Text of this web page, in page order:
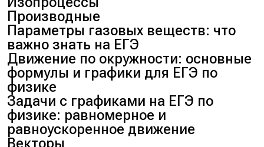
Производные
Параметры газовых веществ: что
важно знать на ЕГЭ
Движение по окружности: основные
формулы и графики для ЕГЭ по
физике
Задачи с графиками на ЕГЭ по
физике: равномерное и
равноускоренное движение
Векторы